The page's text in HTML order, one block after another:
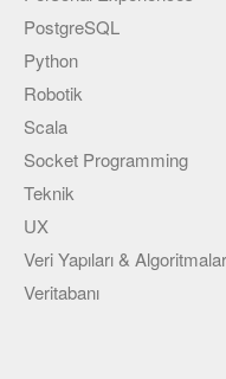
PostgreSQL
Python
Robotik
Scala
Socket Programming
Teknik
UX
Veri Yapıları & Algoritmalar
Veritabanı